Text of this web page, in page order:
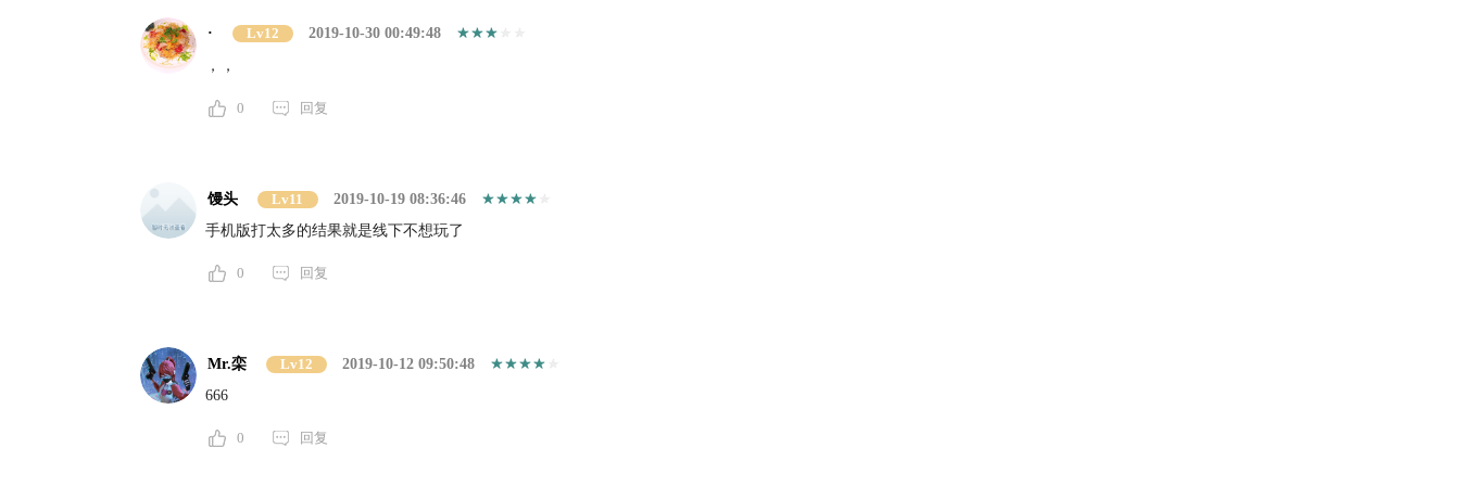
· Lv12
2019-10-30 00:49:48
，，
0 回复
馒头 Lv11
2019-10-19 08:36:46
手机版打太多的结果就是线下不想玩了
0 回复
Mr.栾 Lv12
2019-10-12 09:50:48
666
0 回复